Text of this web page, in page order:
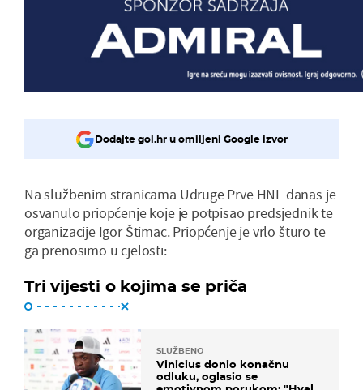
Dodajte gol.hr u omiljeni Google izvor
Na službenim stranicama Udruge Prve HNL danas je
osvanulo priopćenje koje je potpisao predsjednik te
organizacije Igor Štimac. Priopćenje je vrlo šturo te
ga prenosimo u cjelosti:
Tri vijesti o kojima se priča
SLUŽBENO
Vinicius donio konačnu
odluku, oglasio se